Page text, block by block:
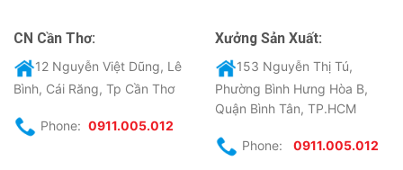
CN Cần Thơ:
12 Nguyễn Việt Dũng, Lê
Bình, Cái Răng, Tp Cần Thơ
Phone: 0911.005.012
Xưởng Sản Xuất:
153 Nguyễn Thị Tú,
Phường Bình Hưng Hòa B,
Quận Bình Tân, TP.HCM
Phone: 0911.005.012